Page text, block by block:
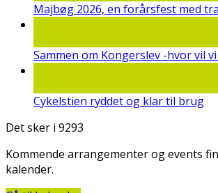
Majbøg 2026, en forårsfest med
Sammen om Kongerslev -hvor vil vi
Cykelstien ryddet og klar til brug
Det sker i 9293
Kommende arrangementer og events
kalender.